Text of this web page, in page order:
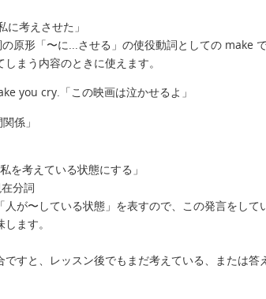
考えさせた」
原形「〜に...させる」の使役動詞としての make
まう内容のときに使えます。
you cry.「この映画は泣かせるよ」
係」
を考えている状態にする」
分詞
が〜している状態」を表すので、この発言をして
ます。
すと、レッスン後でもまだ考えている、または答